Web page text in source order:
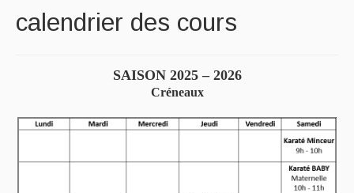
calendrier des cours
SAISON 2025 – 2026
Créneaux